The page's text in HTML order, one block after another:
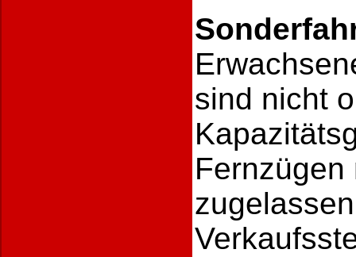
sind nicht
Fernzügen